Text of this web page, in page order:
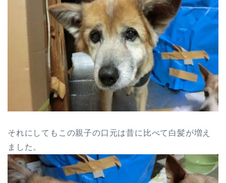
それにしてもこの親子の口元は昔に比べて白髪が増え
ました。